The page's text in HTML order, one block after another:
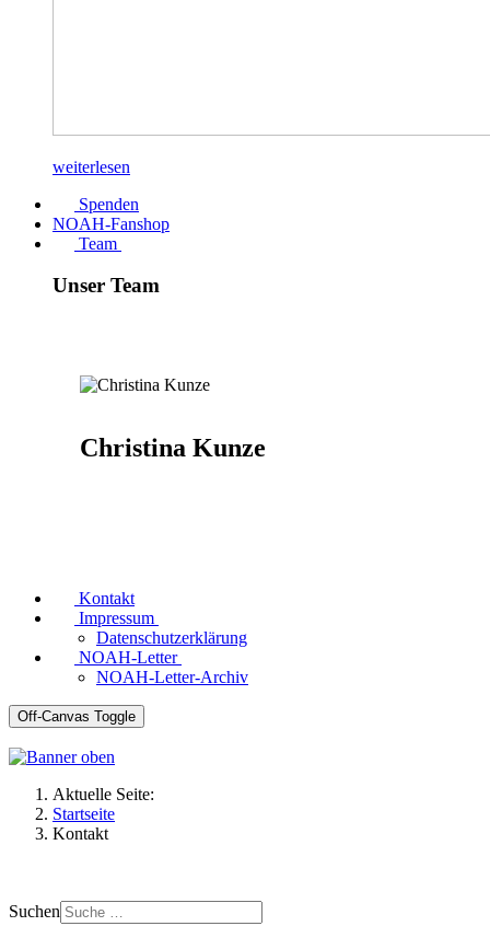
weiterlesen
Spenden
NOAH-Fanshop
Team
Unser Team
Christina Kunze
Kontakt
Impressum
Datenschutzerklärung
NOAH-Letter
NOAH-Letter-Archiv
Off-Canvas Toggle
Aktuelle Seite:
Startseite
Kontakt
Suchen